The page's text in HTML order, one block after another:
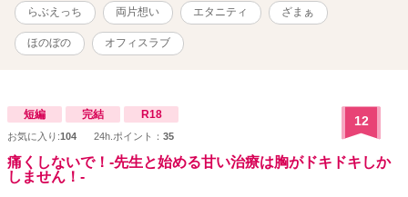
コ系？ニャンコ系？甘えん坊系？ヤンデレ？腹黒？あざとい系男子
です。 ※36000字数完結。+大牙side5000字数。 ※1/7おまけの学校
R書いてます。そこまで書いたら完結します。
らぶえっち 両片想い エタニティ ざまぁ
ほのぼの オフィスラブ
短編 完結 R18
お気に入り:104 24h.ポイント： 35
12
痛くしないで！‐先生と始める甘い治療は胸がドキドキしか
しません！‐